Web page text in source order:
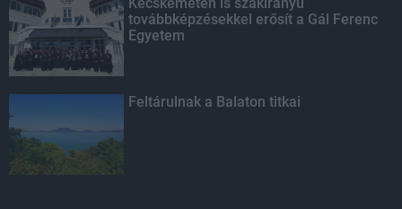
továbbképzésekkel erősít a Gál Ferenc
Egyetem
Feltárulnak a Balaton titkai